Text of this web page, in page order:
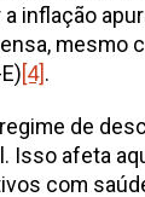
inflação
mesmo
[4].
de
Isso afeta
com